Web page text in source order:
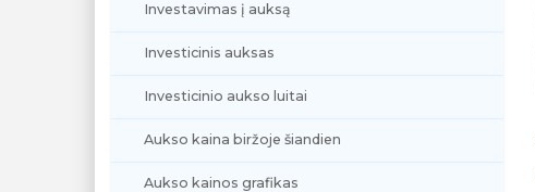
Investavimas į auksą
Investicinis auksas
Investicinio aukso luitai
Aukso kaina biržoje šiandien
Aukso kainos grafikas